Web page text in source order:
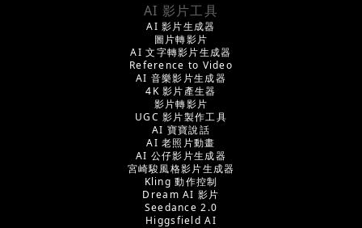
AI 影片工具
AI 影片生成器
圖片轉影片
AI 文字轉影片生成器
Reference to Video
AI 音樂影片生成器
4K 影片產生器
影片轉影片
UGC 影片製作工具
AI 寶寶說話
AI 老照片動畫
AI 公仔影片生成器
宮崎駿風格影片生成器
Kling 動作控制
Dream AI 影片
Seedance 2.0
Higgsfield AI